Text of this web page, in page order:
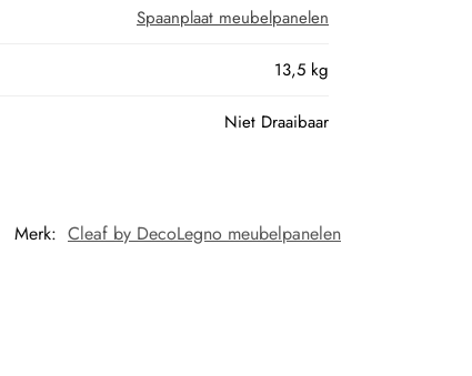
Spaanplaat meubelpanelen
13,5 kg
Niet Draaibaar
Merk: Cleaf by DecoLegno meubelpanelen